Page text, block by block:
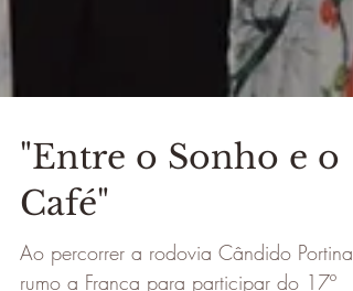
"Entre o Sonho e o
Café"